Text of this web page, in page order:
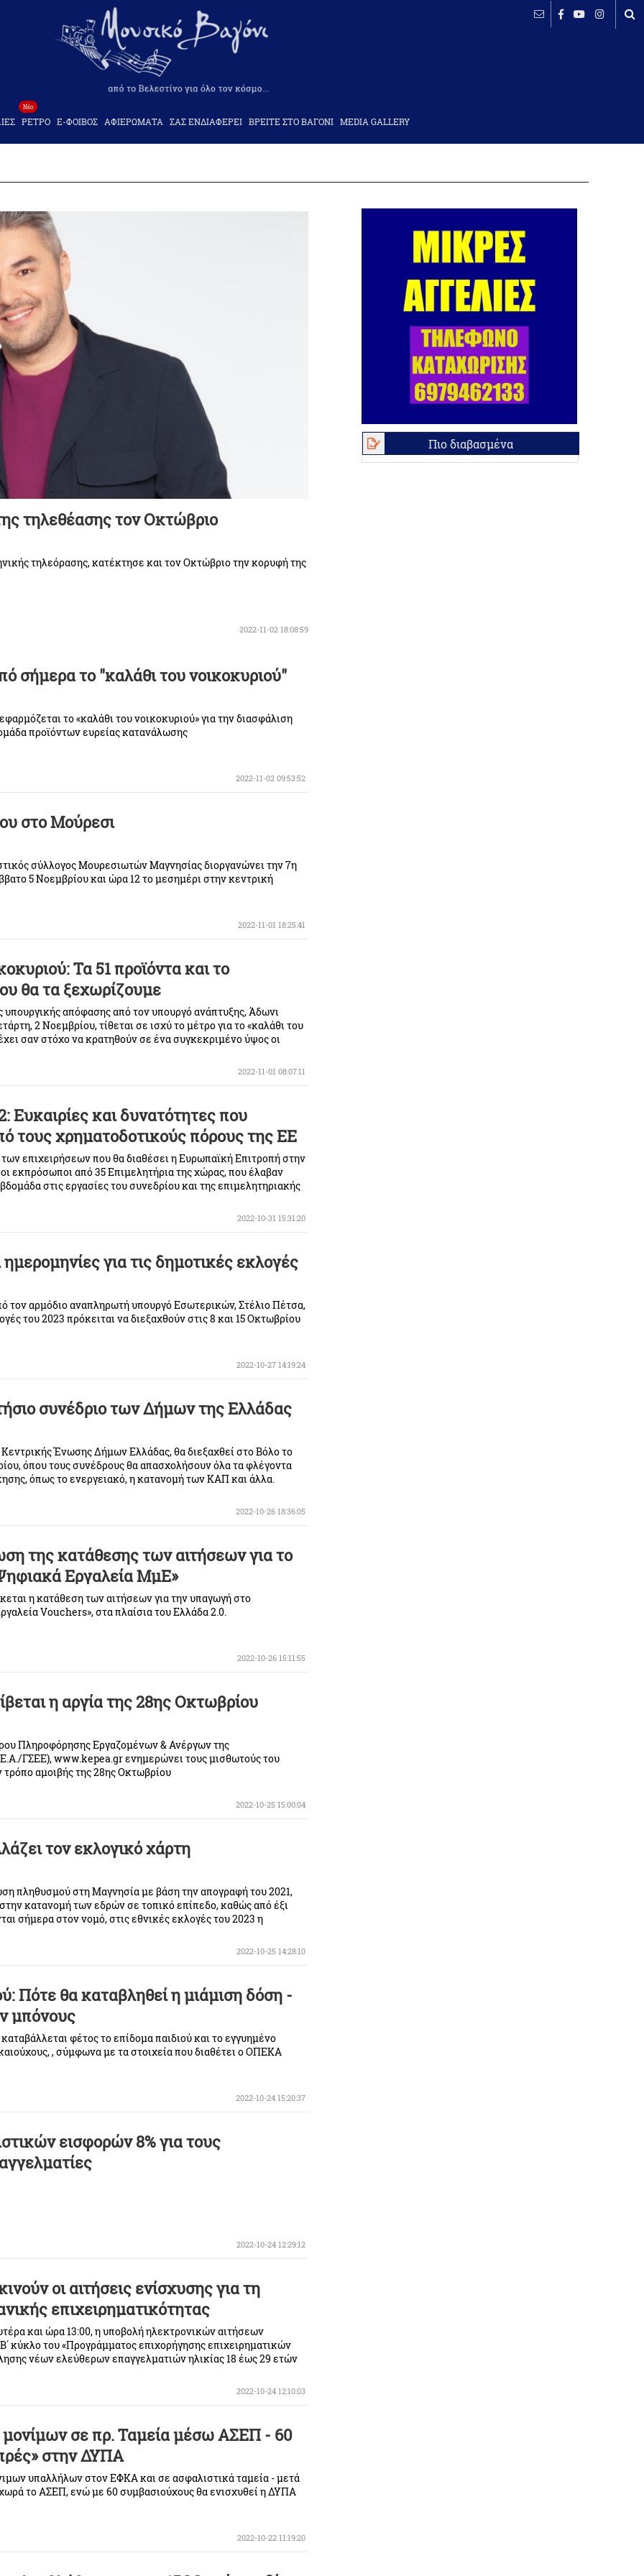
Νέο
ΡΕΤΡΟ Ε-ΦΟΙΒΟΣ ΑΦΙΕΡΩΜΑΤΑ ΣΑΣ ΕΝΔΙΑΦΕΡΕΙ ΒΡΕΙΤΕ ΣΤΟ ΒΑΓΟΝΙ MEDIA GALLERY
τηλεθέασης τον Οκτώβριο
τηλεόρασης, κατέκτησε και τον Οκτώβριο την κορυφή της
2022-11-02 18:08:59
σήμερα το "καλάθι του νοικοκυριού"
το «καλάθι του νοικοκυριού» για την διασφάλιση
προϊόντων ευρείας κατανάλωσης
2022-11-02 09:53:52
στο Μούρεσι
σύλλογος Μουρεσιωτών Μαγνησίας διοργανώνει την 7η
5 Νοεμβρίου και ώρα 12 το μεσημέρι στην κεντρική
2022-11-01 18:25:41
Τα 51 προϊόντα και το
θα τα ξεχωρίζουμε
απόφασης από τον υπουργό ανάπτυξης, Άδωνι
2 Νοεμβρίου, τίθεται σε ισχύ το μέτρο για το «καλάθι του
σαν στόχο να κρατηθούν σε ένα συγκεκριμένο ύψος οι
μιλούν για «επικοινωνιακό» μέτρο που δεν θα ωφελήσει
2022-11-01 08:07:11
Ευκαιρίες και δυνατότητες που
τους χρηματοδοτικούς πόρους της ΕΕ
των επιχειρήσεων που θα διαθέσει η Ευρωπαϊκή Επιτροπή στην
εκπρόσωποι από 35 Επιμελητήρια της χώρας, που έλαβαν
στις εργασίες του συνεδρίου και της επιμελητηριακής
2022-10-31 15:31:20
για τις δημοτικές εκλογές
τον αρμόδιο αναπληρωτή υπουργό Εσωτερικών, Στέλιο Πέτσα,
του 2023 πρόκειται να διεξαχθούν στις 8 και 15 Οκτωβρίου
2022-10-27 14:19:24
συνέδριο των Δήμων της Ελλάδας
Κεντρικής Ένωσης Δήμων Ελλάδας, θα διεξαχθεί στο Βόλο το
όπου τους συνέδρους θα απασχολήσουν όλα τα φλέγοντα
όπως το ενεργειακό, η κατανομή των ΚΑΠ και άλλα.
2022-10-26 18:36:05
της κατάθεσης των αιτήσεων για το
Εργαλεία ΜμΕ»
η κατάθεση των αιτήσεων για την υπαγωγή στο
Vouchers», στα πλαίσια του Ελλάδα 2.0.
2022-10-26 15:11:55
η αργία της 28ης Οκτωβρίου
Πληροφόρησης Εργαζομένων & Ανέργων της
ΓΣΕΕ), www.kepea.gr ενημερώνει τους μισθωτούς του
τρόπο αμοιβής της 28ης Οκτωβρίου
2022-10-25 15:00:04
τον εκλογικό χάρτη
πληθυσμού στη Μαγνησία με βάση την απογραφή του 2021,
κατανομή των εδρών σε τοπικό επίπεδο, καθώς από έξι
σήμερα στον νομό, στις εθνικές εκλογές του 2023 η
2022-10-25 14:28:10
Πότε θα καταβληθεί η μιάμιση δόση -
μπόνους
φέτος το επίδομα παιδιού και το εγγυημένο
, σύμφωνα με τα στοιχεία που διαθέτει ο ΟΠΕΚΑ
2022-10-24 15:20:37
εισφορών 8% για τους
2022-10-24 12:29:12
οι αιτήσεις ενίσχυσης για τη
επιχειρηματικότητας
και ώρα 13:00, η υποβολή ηλεκτρονικών αιτήσεων
κύκλο του «Προγράμματος επιχορήγησης επιχειρηματικών
νέων ελεύθερων επαγγελματιών ηλικίας 18 έως 29 ετών
2022-10-24 12:10:03
σε πρ. Ταμεία μέσω ΑΣΕΠ - 60
στην ΔΥΠΑ
υπαλλήλων στον ΕΦΚΑ και σε ασφαλιστικά ταμεία - μετά
το ΑΣΕΠ, ενώ με 60 συμβασιούχους θα ενισχυθεί η ΔΥΠΑ
2022-10-22 11:19:20
Πιο διαβασμένα